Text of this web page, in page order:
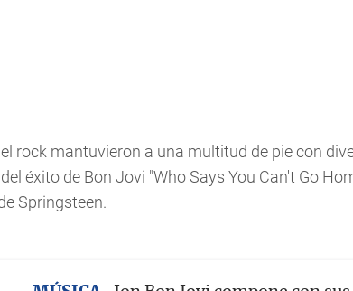
rock mantuvieron a una multitud de pie con
éxito de Bon Jovi "Who Says You Can't Go
Springsteen.